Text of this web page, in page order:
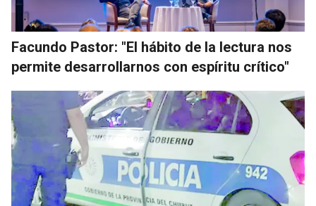
Facundo Pastor: "El hábito de la lectura nos
permite desarrollarnos con espíritu crítico"